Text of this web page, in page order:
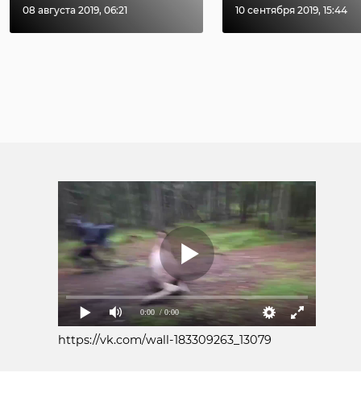
08 августа 2019, 06:21 10 сентября 2019, 15:44
0:00 / 0:00
https://vk.com/wall-183309263_13079